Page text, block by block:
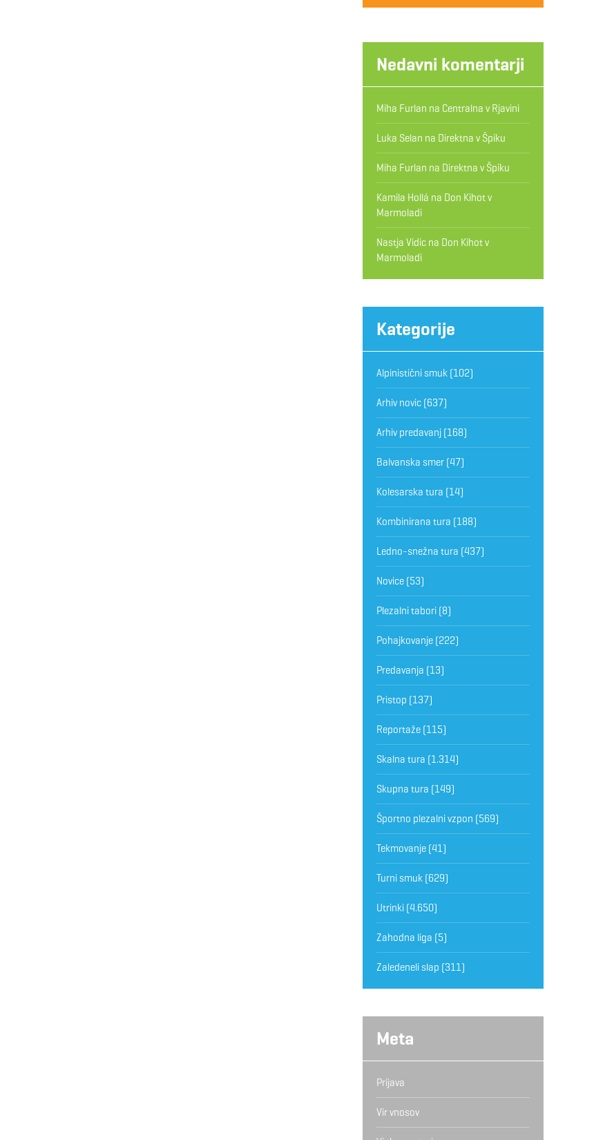
Nedavni komentarji
Miha Furlan na Centralna v Rjavini
Luka Selan na Direktna v Špiku
Miha Furlan na Direktna v Špiku
Kamila Hollá na Don Kihot v
Marmoladi
Nastja Vidicna Don Kihot v
Marmoladi
Kategorije
Alpinistični smuk(102)
Arhiv novic(637)
Arhiv predavanj(168)
Balvanska smer(47)
Kolesarska tura (14)
Kombinirana tura (188)
Ledno-snežna tura (437)
Novice(53)
Plezalni tabori(8)
Pohajkovanje(222)
Predavanja (13)
Pristop (137)
Reportaže(115)
Skalna tura (1.314)
Skupna tura (149)
Športno plezalni vzpon (569)
Tekmovanje(41)
Turni smuk(629)
Utrinki(4.650)
Zahodna liga (5)
Zaledeneli slap (311)
Meta
Prijava
Vir vnosov